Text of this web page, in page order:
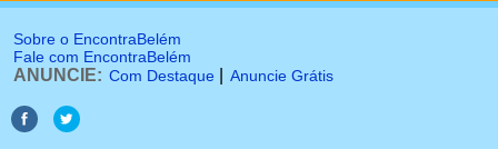
Sobre o EncontraBelém
Fale com EncontraBelém
ANUNCIE: Com Destaque Anuncie Grátis